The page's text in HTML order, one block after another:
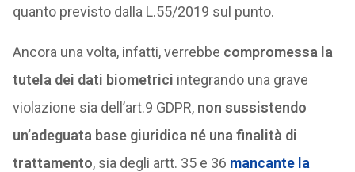
quanto previsto dalla L.55/2019 sul punto.
Ancora una volta, infatti, verrebbe compromessa la
tutela dei dati biometrici integrando una grave
violazione sia dell’art.9 GDPR, non sussistendo
un’adeguata base giuridica né una finalità di
trattamento, sia degli artt. 35 e 36 mancante la